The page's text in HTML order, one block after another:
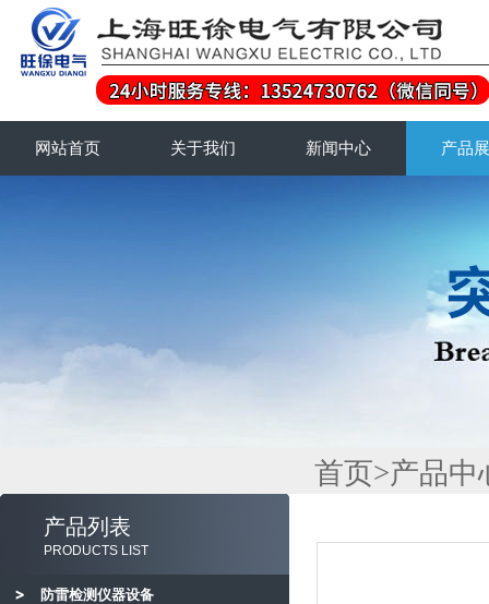
网站首页 关于我们 新闻中心 产品
产品列表
PRODUCTS LIST
防雷检测仪器设备
首页>产品中